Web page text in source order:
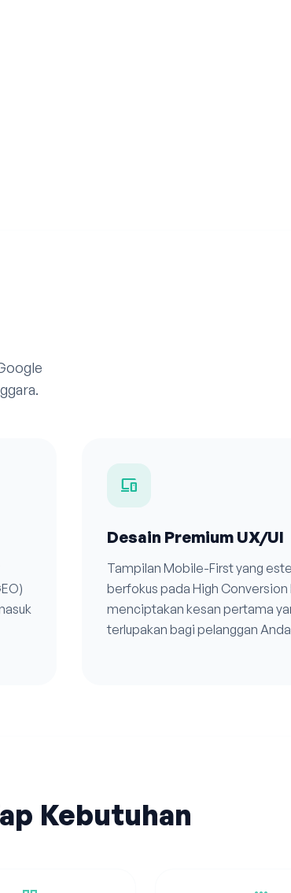
devices
Desain Premium UX/UI
Tampilan Mobile-First yang
berfokus pada High Conversion
menciptakan kesan pertama
terlupakan bagi pelanggan
Kebutuhan